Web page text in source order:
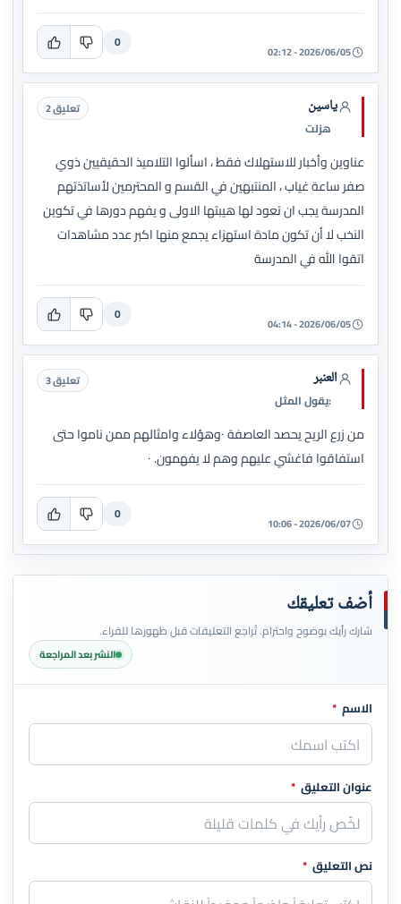
2026/06/05 - 02:12
0
ياسين
هزلت
تعليق 2
عناوين وأخبار للاستهلاك فقط ، اسألوا التلاميذ الحقيقيين ذوي
صفر ساعة غياب ، المنتبهين في القسم و المحترمين لأساتذتهم
المدرسة يجب ان تعود لها هيبتها الاولى و يفهم دورها في تكوين
النخب لا أن تكون مادة استهزاء يجمع منها اكبر عدد مشاهدات
اتقوا الله في المدرسة
2026/06/05 - 04:14
0
العنبر
:يقول المثل
تعليق 3
من زرع الريح يحصد العاصفة ٠وهؤلاء وامثالهم ممن ناموا حتى
استفاقوا فاغشي عليهم وهم لا يفهمون. ٠
2026/06/07 - 10:06
0
أضف تعليقك
شارك رأيك بوضوح واحترام. تُراجع التعليقات قبل ظهورها للقراء.
النشر بعد المراجعة
اترك هذا الحقل فارغاً
الاسم *
عنوان التعليق *
نص التعليق *